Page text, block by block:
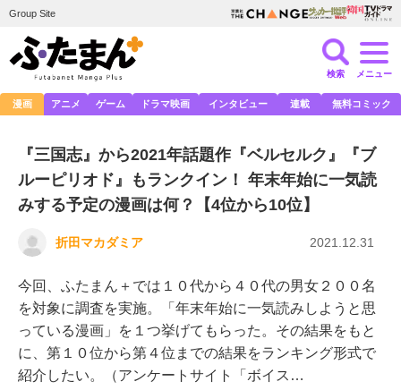
Group Site
検索 メニュー
漫画 アニメ ゲーム ドラマ映画 インタビュー 連載 無料コミック
『三国志』から2021年話題作『ベルセルク』『ブ
ルーピリオド』もランクイン！ 年末年始に一気読
みする予定の漫画は何？【4位から10位】
折田マカダミア 2021.12.31
今回、ふたまん＋では１０代から４０代の男女２００名
を対象に調査を実施。「年末年始に一気読みしようと思
っている漫画」を１つ挙げてもらった。その結果をもと
に、第１０位から第４位までの結果をランキング形式で
紹介したい。（アンケートサイト「ボイス…